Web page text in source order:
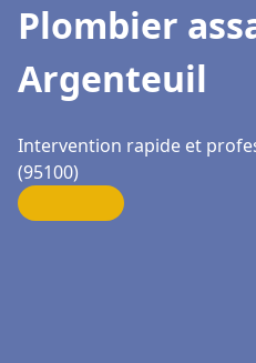
Plombier
Argenteuil
Intervention rapide et
(95100)